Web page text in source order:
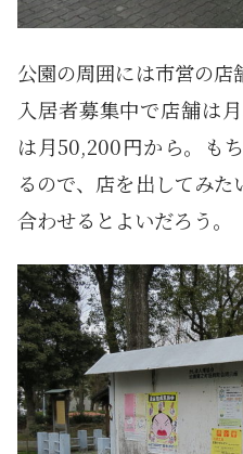
公園の周囲には市営の店
入居者募集中で店舗は
は月50,200円から。も
るので、店を出してみ
合わせるとよいだろう。